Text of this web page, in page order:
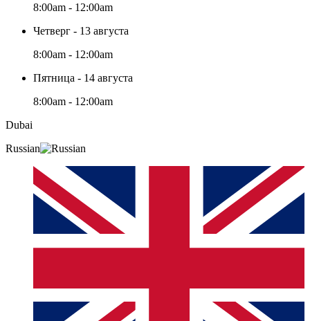
8:00am - 12:00am
Четверг - 13 августа
8:00am - 12:00am
Пятница - 14 августа
8:00am - 12:00am
Dubai
Russian